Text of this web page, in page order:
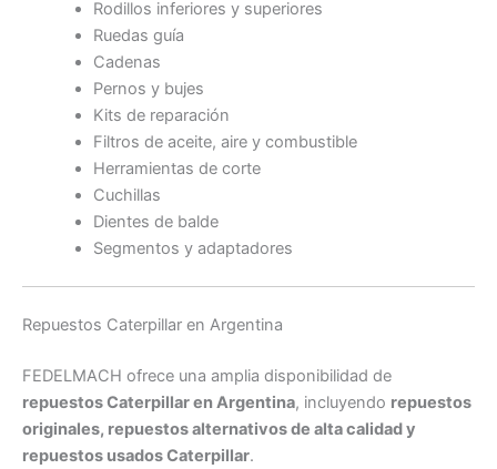
Rodillos inferiores y superiores
Ruedas guía
Cadenas
Pernos y bujes
Kits de reparación
Filtros de aceite, aire y combustible
Herramientas de corte
Cuchillas
Dientes de balde
Segmentos y adaptadores
Repuestos Caterpillar en Argentina
FEDELMACH ofrece una amplia disponibilidad de
repuestos Caterpillar en Argentina, incluyendo repuestos
originales, repuestos alternativos de alta calidad y
repuestos usados Caterpillar.